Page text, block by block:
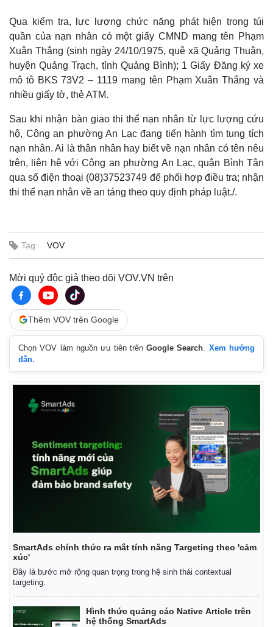
Thế giới
Quan sát
Cuộc sống đó đây
Hồ sơ
Ảnh
E-Magazine
Qua kiểm tra, lực lượng chức năng phát hiện trong túi
quần của nạn nhân có một giấy CMND mang tên Phạm
Xuân Thắng (sinh ngày 24/10/1975, quê xã Quảng Thuận,
huyện Quảng Trạch, tỉnh Quảng Bình); 1 Giấy Đăng ký xe
mô tô BKS 73V2 – 1119 mang tên Phạm Xuân Thắng và
nhiều giấy tờ, thẻ ATM.
Sau khi nhận bàn giao thi thể nạn nhân từ lực lượng cứu
hộ, Công an phường An Lạc đang tiến hành tìm tung tích
nạn nhân. Ai là thân nhân hay biết về nạn nhân có tên nêu
trên, liên hệ với Công an phường An Lạc, quận Bình Tân
qua số điện thoại (08)37523749 để phối hợp điều tra; nhận
thi thể nạn nhân về an táng theo quy định pháp luật./.
Tag: VOV
Mời quý độc giả theo dõi VOV.VN trên
Thêm VOV trên Google
Chọn VOV làm nguồn ưu tiên trênGoogle Search
Xem hướng
dẫn.
SmartAds chính thức ra mắt tính năng Targeting theo 'cảm
xúc'
Đây là bước mở rộng quan trọng trong hệ sinh thái contextual
targeting.
Hình thức quảng cáo Native Article trên
hệ thống SmartAds